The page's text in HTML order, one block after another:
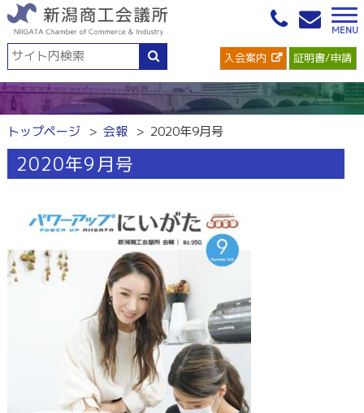
入会案内 証明書/申請
トップページ 会報 2020年9月号
2020年9月号